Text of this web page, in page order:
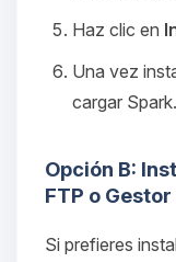
Haz clic en
Una vez
cargar Spark.
Opción B:
FTP o
Si prefieres